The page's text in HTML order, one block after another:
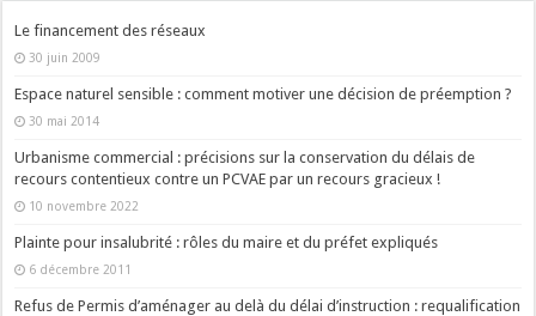
Le financement des réseaux
30 juin 2009
Espace naturel sensible : comment motiver une décision de préemption ?
30 mai 2014
Urbanisme commercial : précisions sur la conservation du délais de
recours contentieux contre un PCVAE par un recours gracieux !
10 novembre 2022
Plainte pour insalubrité : rôles du maire et du préfet expliqués
6 décembre 2011
Refus de Permis d’aménager au delà du délai d’instruction : requalification